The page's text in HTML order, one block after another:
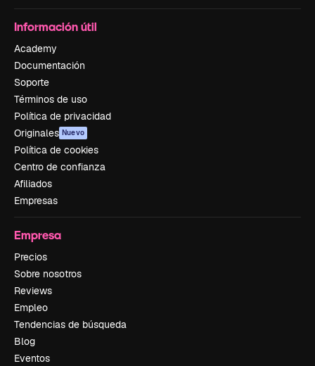
Información útil
Academy
Documentación
Soporte
Términos de uso
Política de privacidad
Originales Nuevo
Política de cookies
Centro de confianza
Afiliados
Empresas
Empresa
Precios
Sobre nosotros
Reviews
Empleo
Tendencias de búsqueda
Blog
Eventos